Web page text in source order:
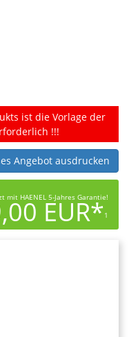
ist die Vorlage der
!!!
Angebot ausdrucken
mit HAENEL 5-Jahres Garantie!
EUR*1